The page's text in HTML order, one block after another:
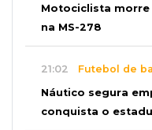
Motociclista
na MS-278
21:02 Futebol de
Náutico segura
conquista o